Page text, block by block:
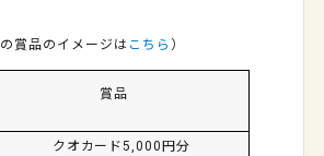
の賞品のイメージは こちら ）
賞品
クオカード5,000 円分